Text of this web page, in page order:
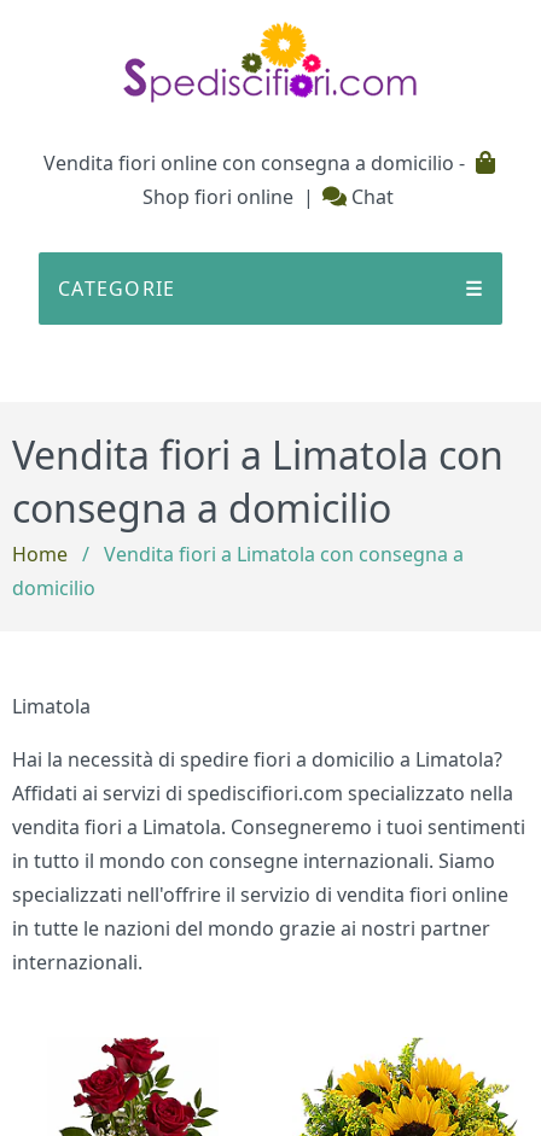
Vendita fiori online con consegna a domicilio -
Shop fiori online | Chat
CATEGORIE ☰
Vendita fiori a Limatola con
consegna a domicilio
Home / Vendita fiori a Limatola con consegna a
domicilio
Limatola
Hai la necessità di spedire fiori a domicilio a Limatola?
Affidati ai servizi di spediscifiori.com specializzato nella
vendita fiori a Limatola. Consegneremo i tuoi sentimenti
in tutto il mondo con consegne internazionali. Siamo
specializzati nell'offrire il servizio di vendita fiori online
in tutte le nazioni del mondo grazie ai nostri partner
internazionali.
Bouquet di fiori